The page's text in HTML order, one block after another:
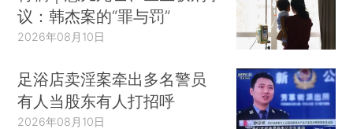
议：韩杰案的“罪与罚”
2026年08月10日
足浴店卖淫案牵出多名警员
有人当股东有人打招呼
2026年08月10日